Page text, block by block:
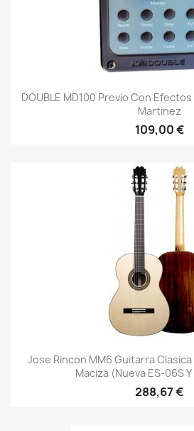
DOUBLE MD100 Previo Con
Martinez
109,00 €
Jose Rincon MM6 Guitarra Clasica
Maciza (Nueva ES-06S Y
288,67 €